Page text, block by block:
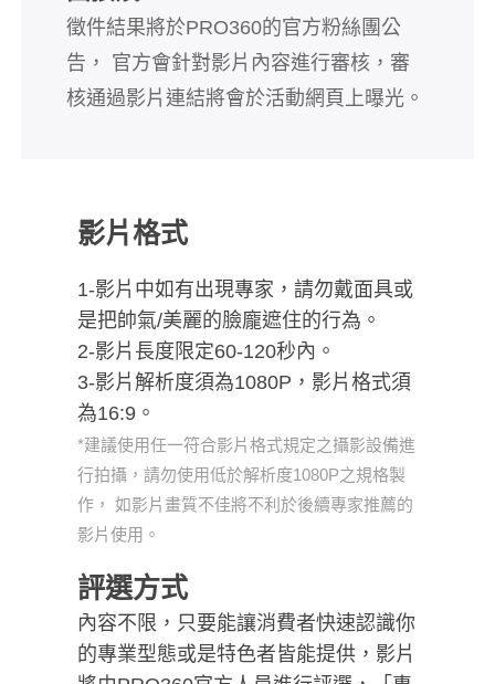
徵件結果將於PRO360的官方粉絲團公
告， 官方會針對影片內容進行審核，審
核通過影片連結將會於活動網頁上曝光。
影片格式
1-影片中如有出現專家，請勿戴面具或
是把帥氣/美麗的臉龐遮住的行為。
2-影片長度限定60-120秒內。
3-影片解析度須為1080P，影片格式須
為16:9。
*建議使用任一符合影片格式規定之攝影設備進
行拍攝，請勿使用低於解析度1080P之規格製
作， 如影片畫質不佳將不利於後續專家推薦的
影片使用。
評選方式
內容不限，只要能讓消費者快速認識你
的專業型態或是特色者皆能提供，影片